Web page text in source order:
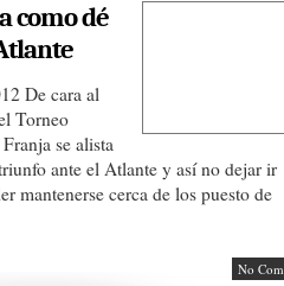
como dé
De cara al
Torneo
se alista
ante el Atlante y así no dejar ir
mantenerse cerca de los puesto de
No